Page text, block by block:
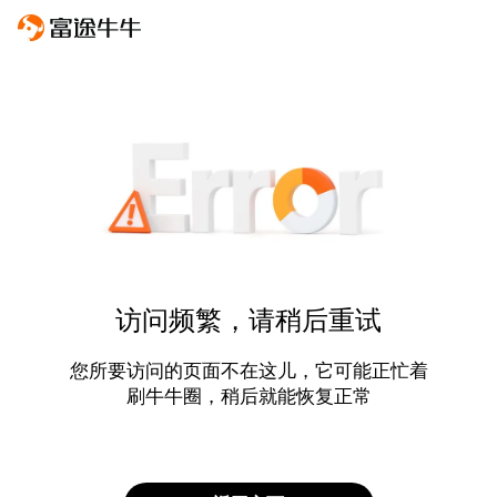
访问频繁，请稍后重试
您所要访问的页面不在这儿，它可能正忙着
刷牛牛圈，稍后就能恢复正常